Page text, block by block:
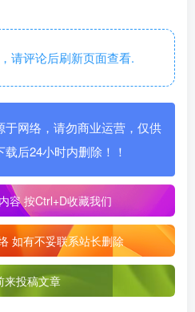
请评论后刷新页面查看.
于网络，请勿商业运营，仅供
后24小时内删除！！
容按Ctrl+D收藏我们
如有不妥联系站长删除
来投稿文章